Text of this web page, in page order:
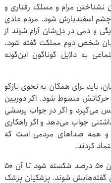
نشناختن مرام و مسلک رفتاری و
اسفندیارش شود. مردم عادی
و دمی در دل‌شان آرام شوند از
شخص دوم مملکت گفته شود.
به دلایل گوناگون این‌گونه
‌باید برای همگان به نحوی بازگو
مبسوط شود. اگر دوربین
می‌گیرد و اگر در جواب پرسشی
جواب می‌دهد و اگر راهکاری
همه صداهای مردمی است که
کردند.
نگذاریم این صداقت و راستی رای آن ۵۰ درصد شکسته شود تا آن ۵۰
گفته‌هایش شوند. پزشکیان پزشک